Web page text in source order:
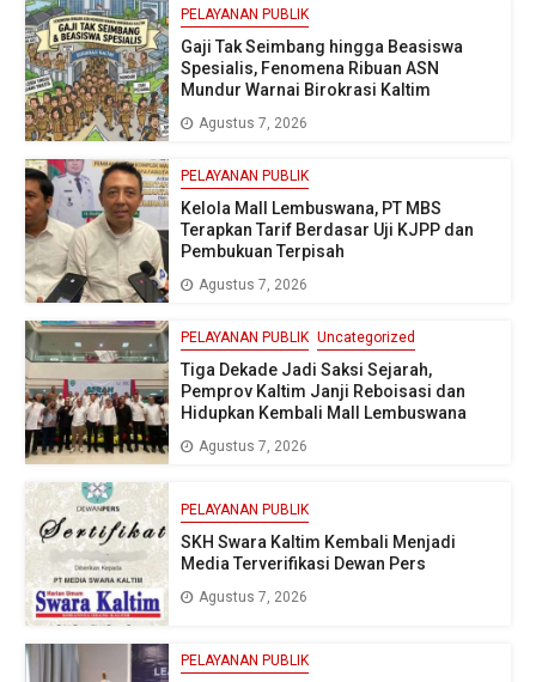
PELAYANAN PUBLIK
Gaji Tak Seimbang hingga Beasiswa
Spesialis, Fenomena Ribuan ASN
Mundur Warnai Birokrasi Kaltim
Agustus 7, 2026
PELAYANAN PUBLIK
Kelola Mall Lembuswana, PT MBS
Terapkan Tarif Berdasar Uji KJPP dan
Pembukuan Terpisah
Agustus 7, 2026
PELAYANAN PUBLIK Uncategorized
Tiga Dekade Jadi Saksi Sejarah,
Pemprov Kaltim Janji Reboisasi dan
Hidupkan Kembali Mall Lembuswana
Agustus 7, 2026
PELAYANAN PUBLIK
SKH Swara Kaltim Kembali Menjadi
Media Terverifikasi Dewan Pers
Agustus 7, 2026
PELAYANAN PUBLIK